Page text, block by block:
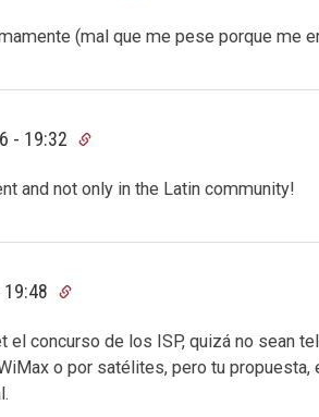
(mal que me pese porque me
- 19:32
and not only in the Latin community!
el concurso de los ISP, quizá no sean
o por satélites, pero tu propuesta,